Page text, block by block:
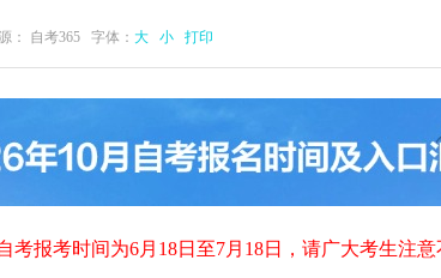
： 自考365 字体： 大 小 打印
考报考时间为6月18日至7月18日，请广大考生注意